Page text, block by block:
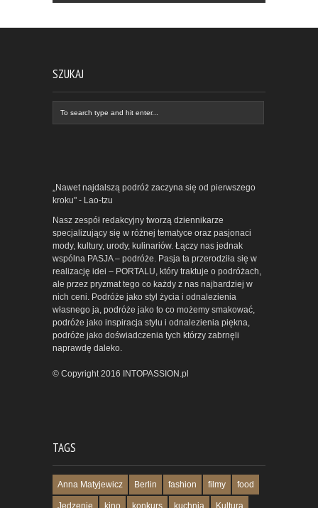
SZUKAJ
„Nawet najdalszą podróż zaczyna się od pierwszego
kroku" - Lao-tzu
Nasz zespół redakcyjny tworzą dziennikarze
specjalizujący się w różnej tematyce oraz pasjonaci
mody, kultury, urody, kulinariów. Łączy nas jednak
wspólna PASJA – podróże. Pasja ta przerodziła się w
realizację idei – PORTALU, który traktuje o podróżach,
ale przez pryzmat tego co każdy z nas najbardziej w
nich ceni. Podróże jako styl życia i odnalezienia
własnego ja, podróże jako to co możemy smakować,
podróże jako inspiracja stylu i odnalezienia piękna,
podróże jako doświadczenia tych którzy zabrnęli
naprawdę daleko.
© Copyright 2016 INTOPASSION.pl
TAGS
Anna Matyjewicz Berlin fashion filmy food
Jedzenie kino konkurs kuchnia Kultura